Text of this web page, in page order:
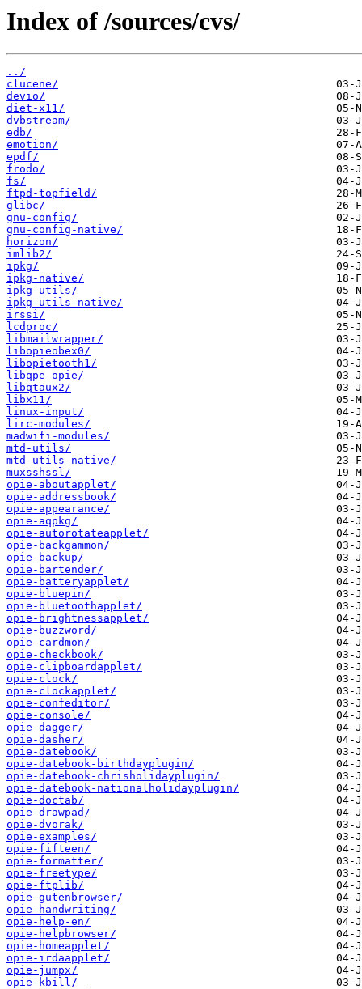
Index of /sources/cvs/
../
clucene/
devio/
diet-x11/
dvbstream/
edb/
emotion/
epdf/
frodo/
fs/
ftpd-topfield/
glibc/
gnu-config/
gnu-config-native/
horizon/
imlib2/
ipkg/
ipkg-native/
ipkg-utils/
ipkg-utils-native/
irssi/
lcdproc/
libmailwrapper/
libopieobex0/
libopietooth1/
libqpe-opie/
libqtaux2/
libx11/
linux-input/
lirc-modules/
madwifi-modules/
mtd-utils/
mtd-utils-native/
muxsshssl/
opie-aboutapplet/
opie-addressbook/
opie-appearance/
opie-aqpkg/
opie-autorotateapplet/
opie-backgammon/
opie-backup/
opie-bartender/
opie-batteryapplet/
opie-bluepin/
opie-bluetoothapplet/
opie-brightnessapplet/
opie-buzzword/
opie-cardmon/
opie-checkbook/
opie-clipboardapplet/
opie-clock/
opie-clockapplet/
opie-confeditor/
opie-console/
opie-dagger/
opie-dasher/
opie-datebook/
opie-datebook-birthdayplugin/
opie-datebook-chrisholidayplugin/
opie-datebook-nationalholidayplugin/
opie-doctab/
opie-drawpad/
opie-dvorak/
opie-examples/
opie-fifteen/
opie-formatter/
opie-freetype/
opie-ftplib/
opie-gutenbrowser/
opie-handwriting/
opie-help-en/
opie-helpbrowser/
opie-homeapplet/
opie-irdaapplet/
opie-jumpx/
opie-kbill/